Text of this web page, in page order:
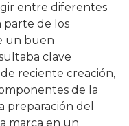
entre diferentes
parte de los
un buen
clave
reciente creación,
de la
preparación del
marca en un